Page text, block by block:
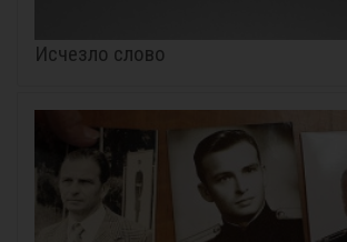
Исчезло слово